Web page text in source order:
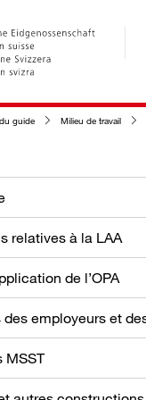
guide Milieu de travail
relatives à la LAA
de l’OPA
MSST